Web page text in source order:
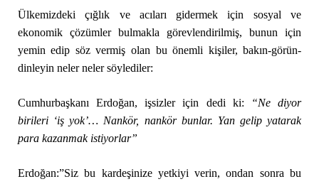
Ülkemizdeki çığlık ve acıları gidermek için sosyal ve
ekonomik çözümler bulmakla görevlendirilmiş, bunun için
yemin edip söz vermiş olan bu önemli kişiler, bakın-görün-
dinleyin neler neler söylediler:
Cumhurbaşkanı Erdoğan, işsizler için dedi ki:
“Ne diyor
birileri ‘iş yok’… Nankör, nankör bunlar. Yan gelip yatarak
para kazanmak istiyorlar”
Erdoğan:”Siz bu kardeşinize yetkiyi verin, ondan sonra bu